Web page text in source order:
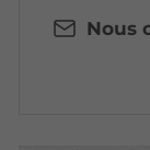
Nous